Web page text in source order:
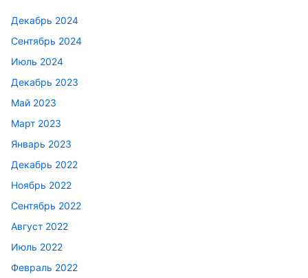
Декабрь 2024
Сентябрь 2024
Июль 2024
Декабрь 2023
Май 2023
Март 2023
Январь 2023
Декабрь 2022
Ноябрь 2022
Сентябрь 2022
Август 2022
Июль 2022
Февраль 2022